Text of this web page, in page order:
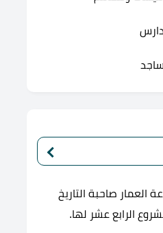
العمار صاحبة التاريخ